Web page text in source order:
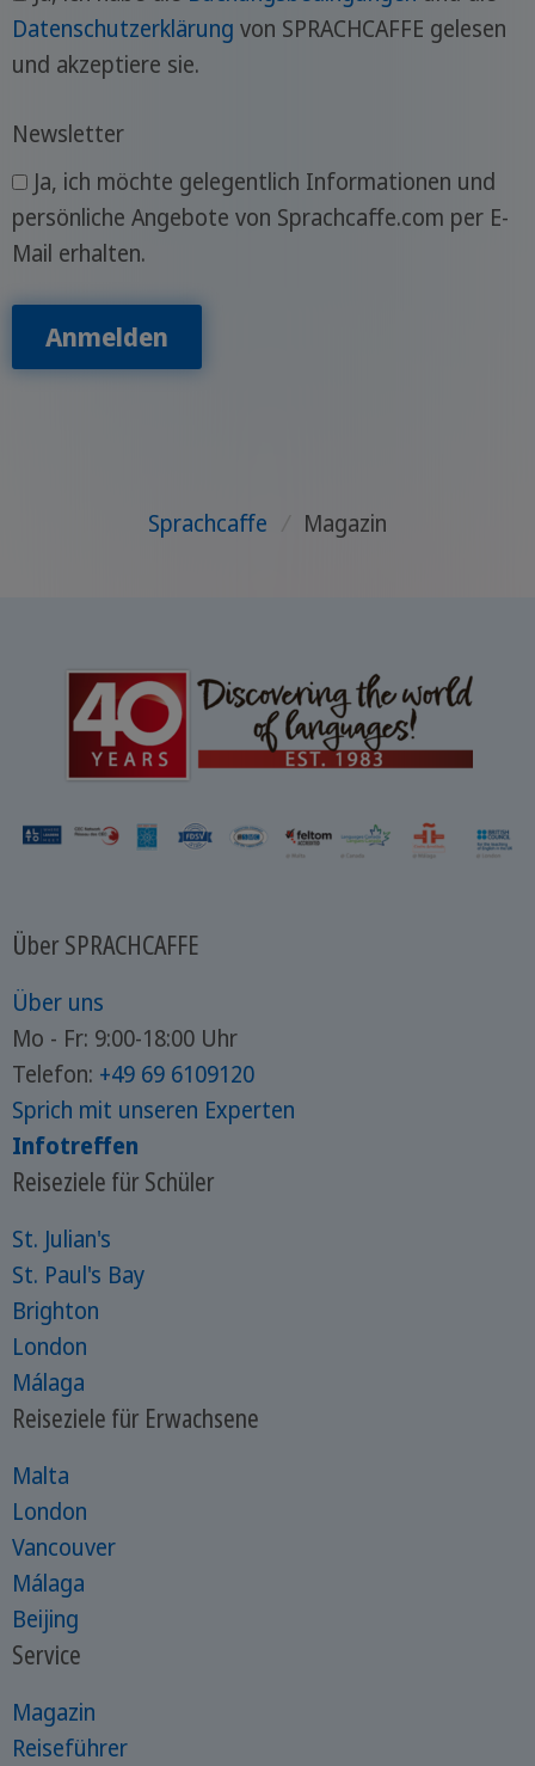
Datenschutzerklärung von SPRACHCAFFE gelesen
und akzeptiere sie.
Newsletter
Ja, ich möchte gelegentlich Informationen und
persönliche Angebote von Sprachcaffe.com per E-
Mail erhalten.
Anmelden
Sprachcaffe Magazin
Über SPRACHCAFFE
Über uns
Mo - Fr: 9:00-18:00 Uhr
Telefon: +49 69 6109120
Sprich mit unseren Experten
Infotreffen
Reiseziele für Schüler
St. Julian's
St. Paul's Bay
Brighton
London
Málaga
Reiseziele für Erwachsene
Malta
London
Vancouver
Málaga
Beijing
Service
Magazin
Reiseführer